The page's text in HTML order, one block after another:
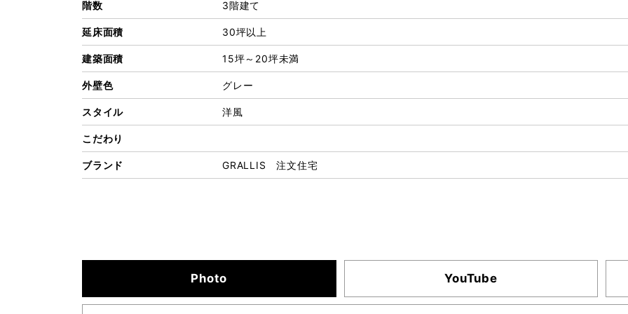
階数 3階建て
延床面積 30坪以上
建築面積 15坪～20坪未満
外壁色 グレー
スタイル 洋風
こだわり
ブランド GRALLIS 注文住宅
Photo YouTube